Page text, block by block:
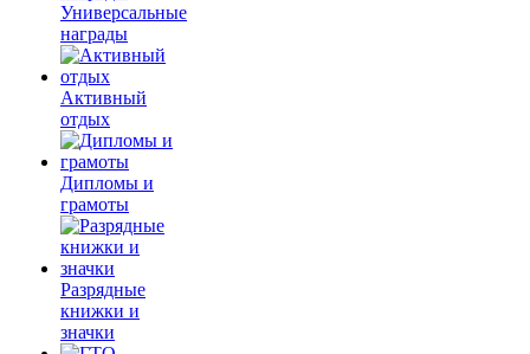
Универсальные
награды
Активный
отдых
Дипломы и
грамоты
Разрядные
книжки и
значки